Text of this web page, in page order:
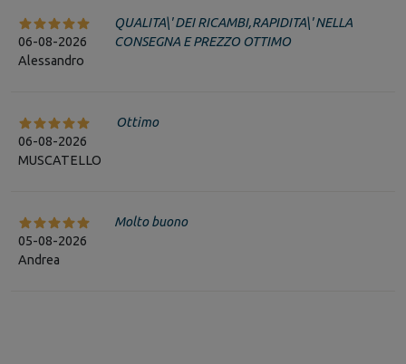
06-08-2026
Alessandro
QUALITA\' DEI RICAMBI,RAPIDITA\' NELLA
CONSEGNA E PREZZO OTTIMO
06-08-2026
MUSCATELLO
Ottimo
05-08-2026
Andrea
Molto buono